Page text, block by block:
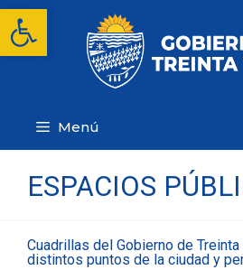
Abrir barra de
Saltar
contenido
Menú
ESPACIOS
Cuadrillas del Gobierno de
distintos puntos de la ciudad y